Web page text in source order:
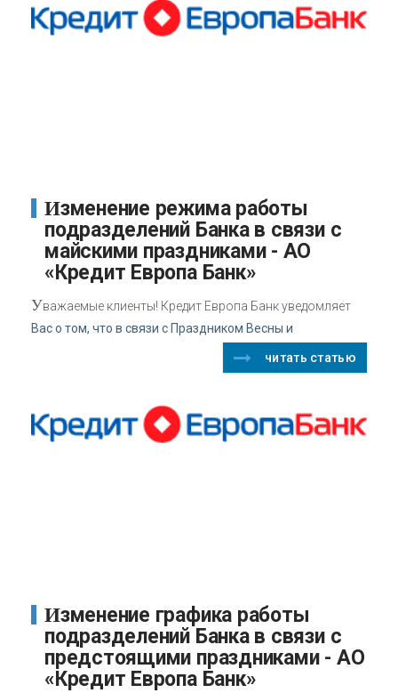
Изменение режима работы
подразделений Банка в связи с
майскими праздниками - АО
«Кредит Европа Банк»
Уважаемые клиенты! Кредит Европа Банк уведомляет
Вас о том, что в связи с Праздником Весны и
читать статью
Изменение графика работы
подразделений Банка в связи с
предстоящими праздниками - АО
«Кредит Европа Банк»